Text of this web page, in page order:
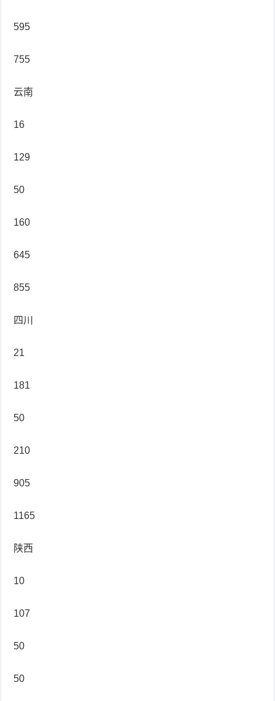
595
755
云南
16
129
50
160
645
855
四川
21
181
50
210
905
1165
陕西
10
107
50
50